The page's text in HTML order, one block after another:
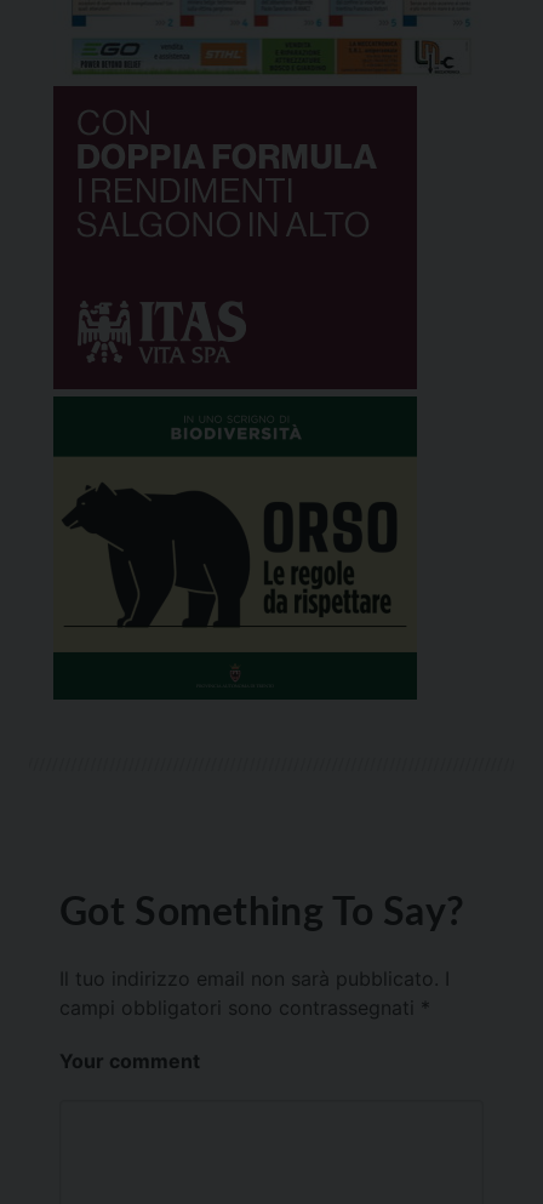
Got Something To Say?
Il tuo indirizzo email non sarà pubblicato.
campi obbligatori sono contrassegnati *
Your comment